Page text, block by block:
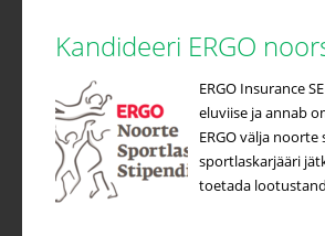
Kandideeri ERGO
ERGO Insurance
eluviise ja annab
ERGO välja
sportlaskarjääri
toetada